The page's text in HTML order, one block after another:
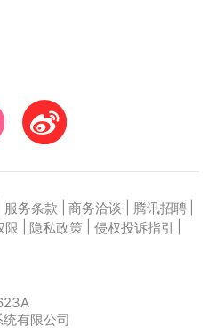
服务条款 商务洽谈 腾讯招聘
限 隐私政策 侵权投诉指引
有限公司